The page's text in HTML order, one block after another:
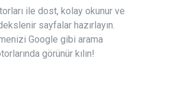
ile dost, kolay okunur ve
sayfalar hazırlayın.
Google gibi arama
görünür kılın!